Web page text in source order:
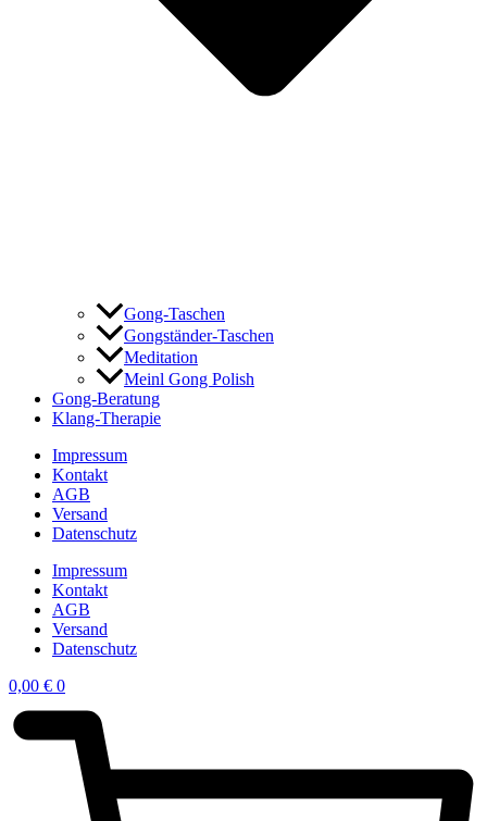
Gong-Taschen
Gongständer-Taschen
Meditation
Meinl Gong Polish
Gong-Beratung
Klang-Therapie
Impressum
Kontakt
AGB
Versand
Datenschutz
Impressum
Kontakt
AGB
Versand
Datenschutz
0,00 € 0